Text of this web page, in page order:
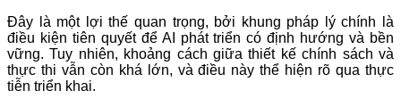
Đây là một lợi thế quan trọng, bởi khung pháp lý chính là
điều kiện tiên quyết để AI phát triển có định hướng và bền
vững. Tuy nhiên, khoảng cách giữa thiết kế chính sách và
thực thi vẫn còn khá lớn, và điều này thể hiện rõ qua thực
tiễn triển khai.